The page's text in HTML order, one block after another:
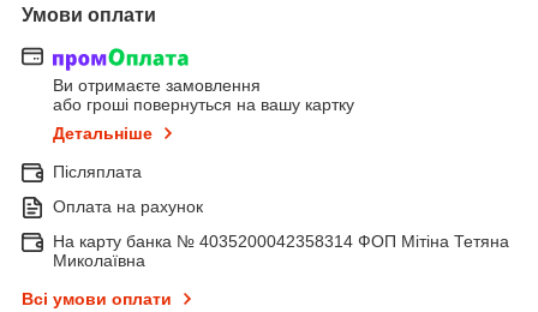
Умови оплати
Ви отримаєте замовлення
або гроші повернуться на вашу картку
Детальніше
Післяплата
Оплата на рахунок
На карту банка № 4035200042358314 ФОП Мітіна Тетяна
Миколаївна
Всі умови оплати